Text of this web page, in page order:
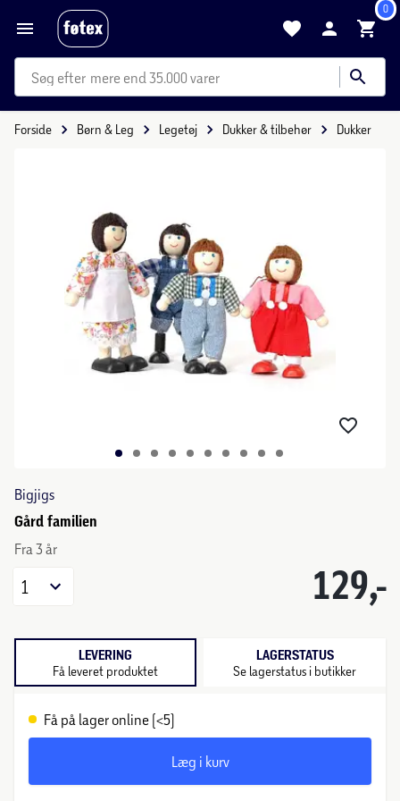
0
mere end 35.000 varer
Forside Børn & Leg Legetøj Dukker & tilbehør Dukker
Bigjigs
Gård familien
Fra 3 år
129,-
1
LEVERING
Få leveret produktet
LAGERSTATUS
Se lagerstatus i butikker
Få på lager online (<5)
Læg i kurv